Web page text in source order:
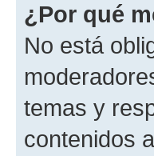
¿Por qué
No está
temas y
contenidos